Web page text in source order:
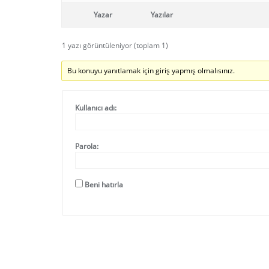
Yazar Yazılar
1 yazı görüntüleniyor (toplam 1)
Bu konuyu yanıtlamak için giriş yapmış olmalısınız.
Kullanıcı adı:
Parola:
Beni hatırla